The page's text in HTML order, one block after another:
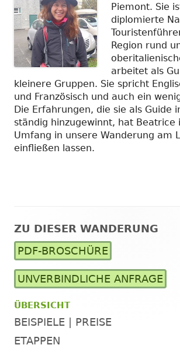
Piemont. Sie
diplomierte
Region rund
arbeitet als
kleinere Gruppen. Sie spricht
und Französisch und auch ein
Die Erfahrungen, die sie als Guide
ständig hinzugewinnt, hat Beatrice
Umfang in unsere Wanderung am
einfließen lassen.
Haupt-
Seitenleiste
ZU DIESER WANDERUNG
PDF-BROSCHÜRE
UNVERBINDLICHE ANFRAGE
ÜBERSICHT
BEISPIELE | PREISE
ETAPPEN